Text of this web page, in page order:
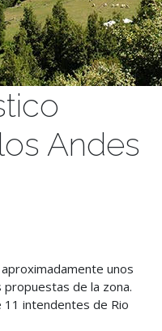
Andes
unos
de la zona.
11 intendentes de Rio